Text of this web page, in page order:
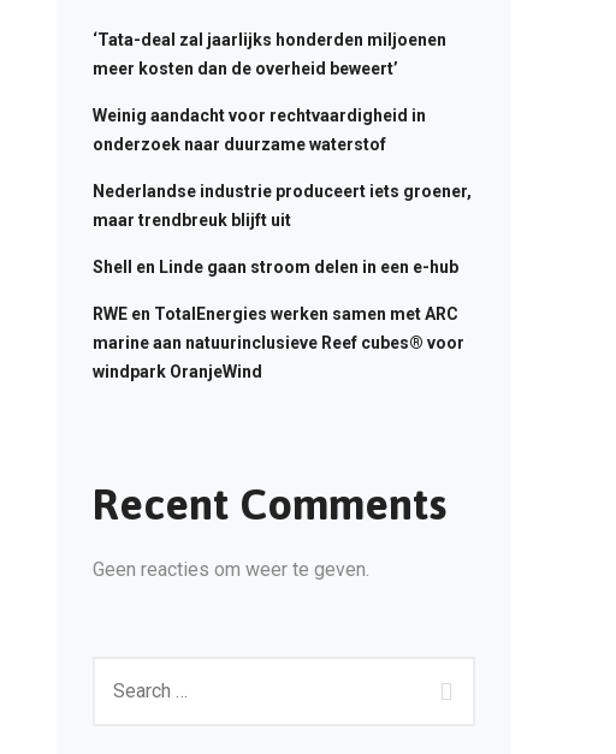
‘Tata-deal zal jaarlijks honderden miljoenen
meer kosten dan de overheid beweert’
Weinig aandacht voor rechtvaardigheid in
onderzoek naar duurzame waterstof
Nederlandse industrie produceert iets groener,
maar trendbreuk blijft uit
Shell en Linde gaan stroom delen in een e-hub
RWE en TotalEnergies werken samen met ARC
marine aan natuurinclusieve Reef cubes® voor
windpark OranjeWind
Recent Comments
Geen reacties om weer te geven.